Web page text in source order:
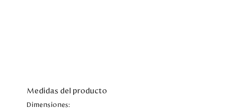
Medidas del producto
Dimensiones: